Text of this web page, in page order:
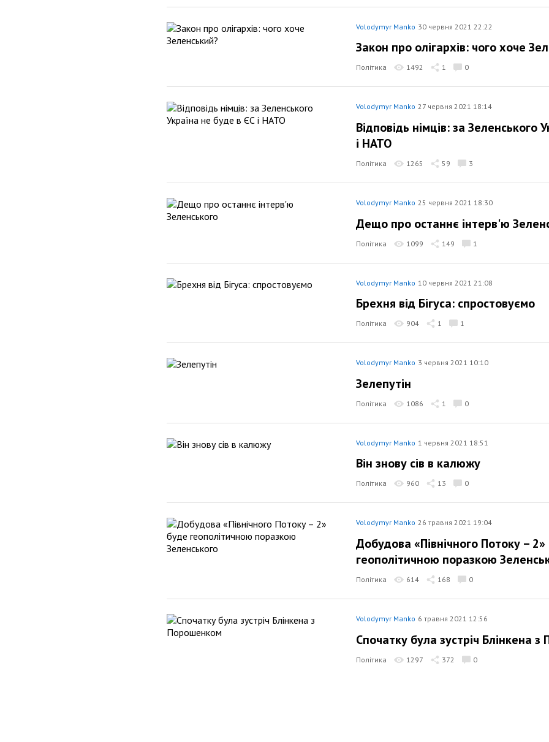
Volodymyr Manko 30 червня 2021 22:22
Закон про олігархів: чого хоче
Політика 1492 1 0
Volodymyr Manko 27 червня 2021 18:14
Відповідь німців: за Зеленського
і НАТО
Політика 1265 59 3
Volodymyr Manko 25 червня 2021 18:30
Дещо про останнє інтерв'ю
Політика 1099 149 1
Volodymyr Manko 10 червня 2021 21:08
Брехня від Бігуса: спростовуємо
Політика 904 1 1
Volodymyr Manko 3 червня 2021 10:10
Зелепутін
Політика 1086 1 0
Volodymyr Manko 1 червня 2021 18:51
Він знову сів в калюжу
Політика 960 13 0
Volodymyr Manko 26 травня 2021 19:04
Добудова «Північного Потоку –
геополітичною поразкою
Політика 614 168 0
Volodymyr Manko 6 травня 2021 12:56
Спочатку була зустріч Блінкена
Політика 1297 372 0